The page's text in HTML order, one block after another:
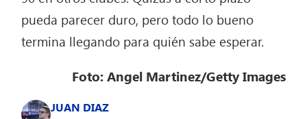
pueda parecer duro, pero todo lo bueno
termina llegando para quién sabe esperar.
Foto: Angel Martinez/Getty Images
JUAN DIAZ